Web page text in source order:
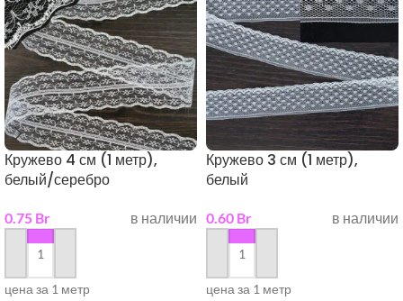
Кружево 4 см (1 метр),
белый/серебро
0.75 Br в наличии
в корзину
цена за 1 метр
Кружево 3 см (1 метр),
белый
0.60 Br в наличии
в корзину
цена за 1 метр